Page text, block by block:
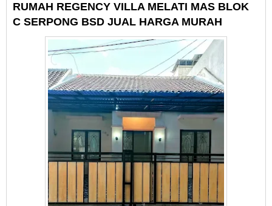
RUMAH REGENCY VILLA MELATI MAS BLOK
C SERPONG BSD JUAL HARGA MURAH